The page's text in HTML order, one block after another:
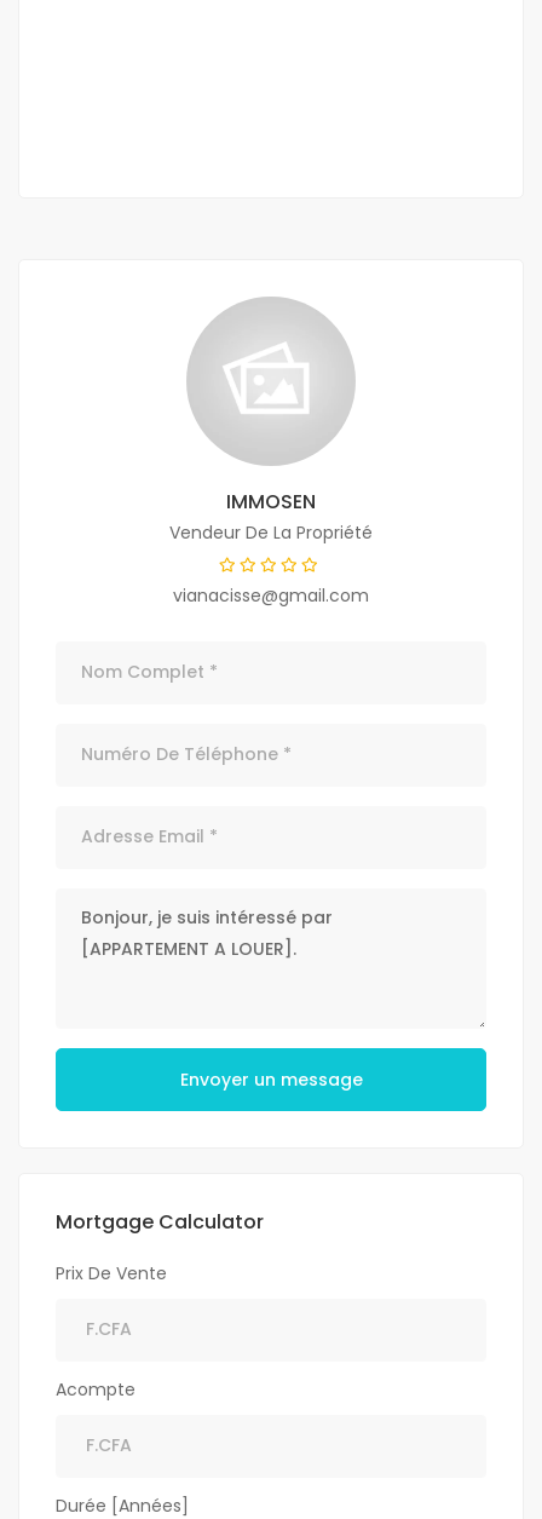
IMMOSEN
Vendeur De La Propriété
vianacisse@gmail.com
Envoyer un message
Mortgage Calculator
Prix De Vente
Acompte
Durée [Années]